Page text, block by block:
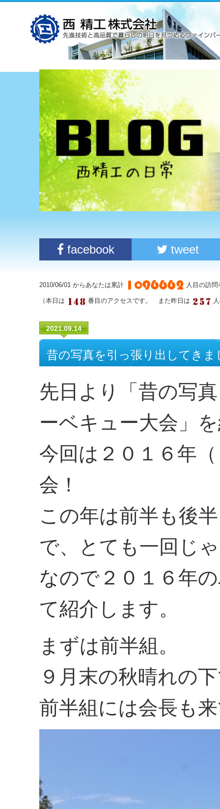
facebook tweet
2010/06/01 からあなたは累計 人目の訪
（本日は 番目のアクセスです。 また昨日は
2021.09.14
昔の写真を引っ張り出してき
先日より「昔の写
ーベキュー大会」
今回は２０１６年
会！
この年は前半も後
で、とても一回じ
なので２０１６年
て紹介します。
まずは前半組。
９月末の秋晴れの
前半組には会長も